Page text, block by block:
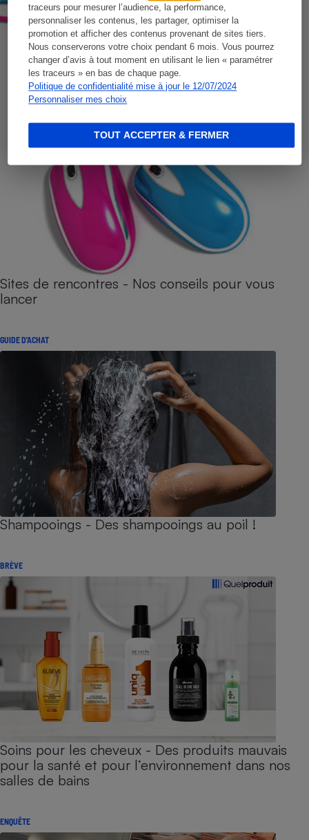
traceurs pour mesurer l’audience, la performance,
personnaliser les contenus, les partager, optimiser la
promotion et afficher des contenus provenant de sites tiers.
Nous conserverons votre choix pendant 6 mois. Vous pourrez
changer d’avis à tout moment en utilisant le lien « paramétrer
les traceurs » en bas de chaque page.
Politique de confidentialité mise à jour le 12/07/2024
Personnaliser mes choix
TOUT ACCEPTER & FERMER
Sites de rencontres - Nos conseils pour vous
lancer
GUIDE D'ACHAT
Shampooings - Des shampooings au poil !
BRÈVE
Soins pour les cheveux - Des produits mauvais
pour la santé et pour l’environnement dans nos
salles de bains
ENQUÊTE